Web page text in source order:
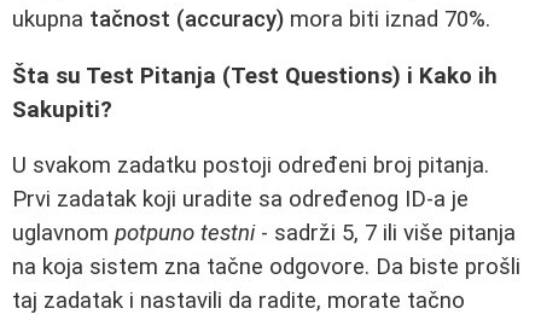
ukupna tačnost (accuracy) mora biti iznad 70%.
Šta su Test Pitanja (Test Questions) i Kako ih
Sakupiti?
U svakom zadatku postoji određeni broj pitanja.
Prvi zadatak koji uradite sa određenog ID-a je
uglavnom potpuno testni- sadrži 5, 7 ili više pitanja
na koja sistem zna tačne odgovore. Da biste prošli
taj zadatak i nastavili da radite, morate tačno